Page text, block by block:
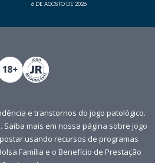
6 DE AGOSTO DE 2026
e transtornos do jogo patológico.
Saiba mais em nossa página sobre jogo
usando recursos de programas
Família e o Benefício de Prestação